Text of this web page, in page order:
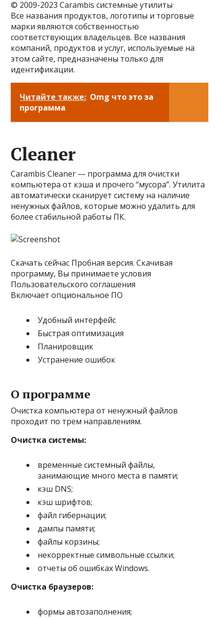
© 2009-2023 Carambis системные утилиты
Все названия продуктов, логотипы и торговые
марки являются собственностью
соответствующих владельцев. Все названия
компаний, продуктов и услуг, используемые на
этом сайте, предназначены только для
идентификации.
Читайте также: Omg что это за
программа
Cleaner
Carambis Cleaner — программа для очистки
компьютера от кэша и прочего “мусора”. Утилита
автоматически сканирует систему на наличие
ненужных файлов, которые можно удалить для
более стабильной работы ПК.
Скачать сейчас Пробная версия. Скачивая
программу, Вы принимаете условия
Пользовательского соглашения
Включает опциональное ПО
Удобный интерфейс
Быстрая оптимизация
Планировщик
Устранение ошибок
О программе
Очистка компьютера от ненужный файлов
проходит по трем направлениям.
Очистка системы:
временные системный файлы,
занимающие много места в памяти;
кэш DNS;
кэш шрифтов;
файл гибернации;
дампы памяти;
файлы корзины;
некорректные символьные ссылки;
отчеты об ошибках Windows.
Очистка браузеров:
формы автозаполнения;